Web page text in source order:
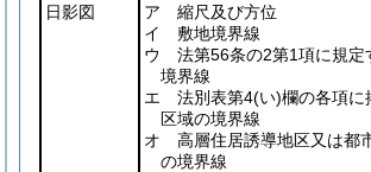
日影図
ア 縮尺及び方位
イ 敷地境界線
ウ 法第56条の2第1項に規定
境界線
エ 法別表第4(い)欄の各項に
区域の境界線
オ 高層住居誘導地区又は都
の境界線